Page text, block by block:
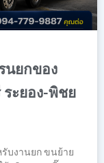
นยกของ
ระยอง-พิชย
รับงานยก ขนย้าย